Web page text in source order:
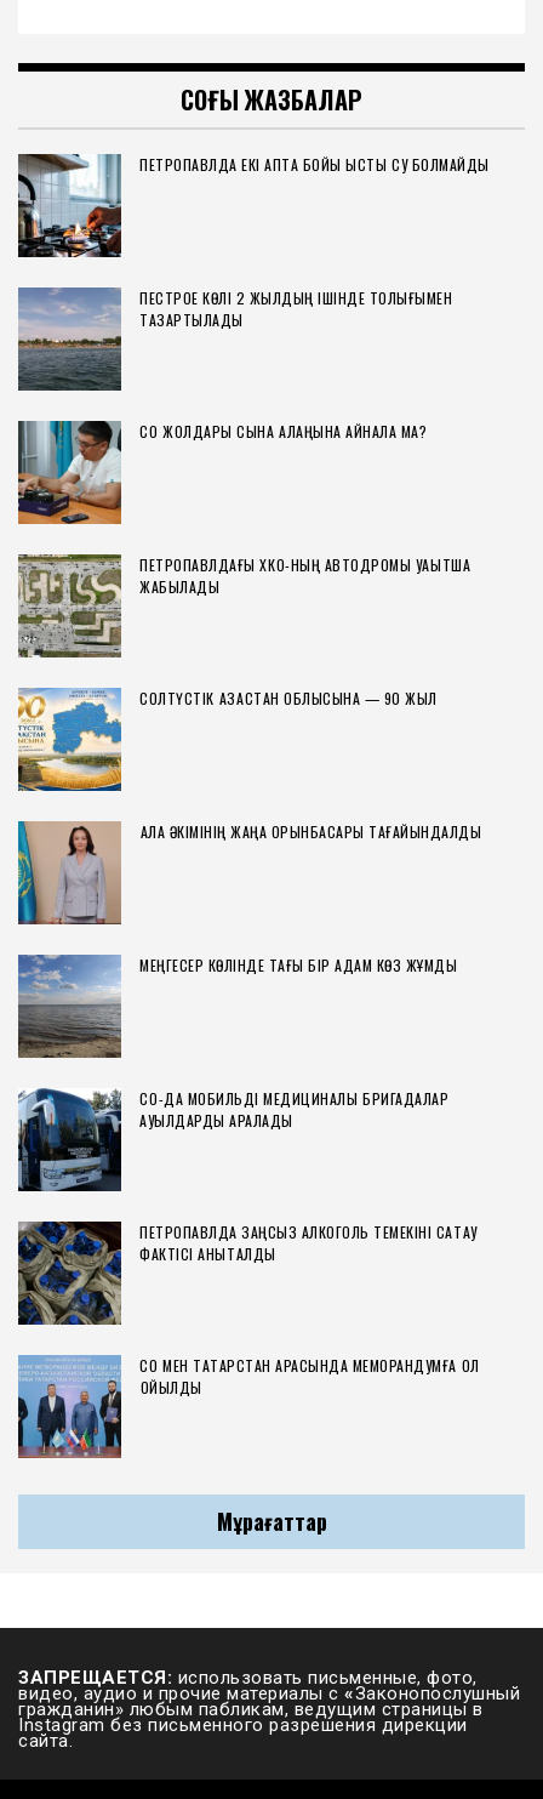
СОҢҒЫ ЖАЗБАЛАР
ПЕТРОПАВЛДА ЕКІ АПТА БОЙЫ ЫСТЫҚ СУ БОЛМАЙДЫ
ПЕСТРОЕ КӨЛІ 2 ЖЫЛДЫҢ ІШІНДЕ ТОЛЫҒЫМЕН
ТАЗАРТЫЛАДЫ
СҚО ЖОЛДАРЫ СЫНАҚ АЛАҢЫНА АЙНАЛА МА?
ПЕТРОПАВЛДАҒЫ ХҚКО-НЫҢ АВТОДРОМЫ УАҚЫТША
ЖАБЫЛАДЫ
СОЛТҮСТІК ҚАЗАҚСТАН ОБЛЫСЫНА — 90 ЖЫЛ
ҚАЛА ӘКІМІНІҢ ЖАҢА ОРЫНБАСАРЫ ТАҒАЙЫНДАЛДЫ
МЕҢГЕСЕР КӨЛІНДЕ ТАҒЫ БІР АДАМ КӨЗ ЖҰМДЫ
СҚО-ДА МОБИЛЬДІ МЕДИЦИНАЛЫҚ БРИГАДАЛАР
АУЫЛДАРДЫ АРАЛАДЫ
ПЕТРОПАВЛДА ЗАҢСЫЗ АЛКОГОЛЬ ТЕМЕКІНІ САҚТАУ
ФАКТІСІ АНЫҚТАЛДЫ
СҚО МЕН ТАТАРСТАН АРАСЫНДА МЕМОРАНДУМҒА ҚОЛ
ҚОЙЫЛДЫ
Мұрағаттар
ЗАПРЕЩАЕТСЯ: использовать письменные, фото,
видео, аудио и прочие материалы с «Законопослушный
гражданин» любым пабликам, ведущим страницы в
Instagram без письменного разрешения дирекции
сайта.